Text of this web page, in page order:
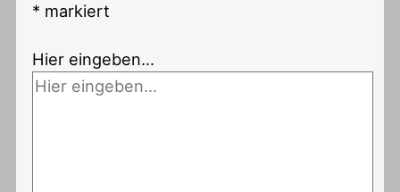
* markiert
Hier eingeben…